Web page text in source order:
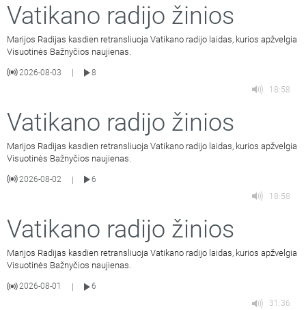
Vatikano radijo žinios
Marijos Radijas kasdien retransliuoja Vatikano radijo laidas, kurios apžvelgia
Visuotinės Bažnyčios naujienas.
2026-08-03
8
18:58
Vatikano radijo žinios
Marijos Radijas kasdien retransliuoja Vatikano radijo laidas, kurios apžvelgia
Visuotinės Bažnyčios naujienas.
2026-08-02 |
6
18:58
Vatikano radijo žinios
Marijos Radijas kasdien retransliuoja Vatikano radijo laidas, kurios apžvelgia
Visuotinės Bažnyčios naujienas.
2026-08-01
6
31:36